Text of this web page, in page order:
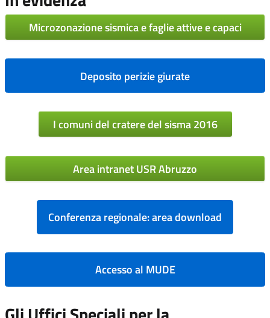
Microzonazione sismica e faglie attive e capaci
Deposito perizie giurate
I comuni del cratere del sisma 2016
Area intranet USR Abruzzo
Conferenza regionale: area download
Accesso al MUDE